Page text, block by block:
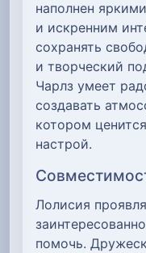
наполнен
и искренним
сохранять
и творческий
Чарлз умеет
создавать
котором
настрой.
Лолисия
помочь.